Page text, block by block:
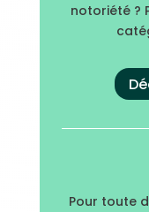
notoriété ?
Pour toute